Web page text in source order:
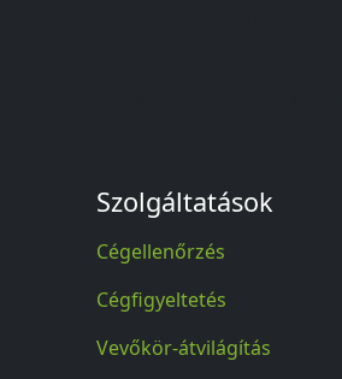
Szolgáltatások
Cégellenőrzés
Cégfigyeltetés
Vevőkör-átvilágítás